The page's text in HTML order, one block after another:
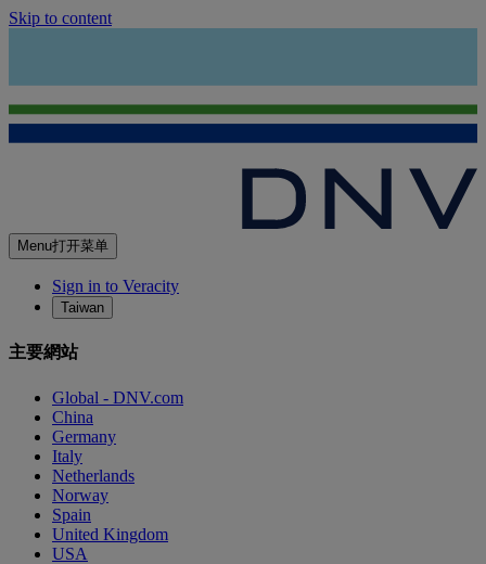
Skip to content
Menu打开菜单
Sign in to Veracity
Taiwan
主要網站
Global - DNV.com
China
Germany
Italy
Netherlands
Norway
Spain
United Kingdom
USA